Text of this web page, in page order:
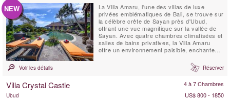
NEW
La Villa Amaru, l'une des villas de luxe
privées emblématiques de Bali, se trouve sur
la célèbre crête de Sayan près d'Ubud,
offrant une vue magnifique sur la vallée de
Sayan. Avec quatre chambres climatisées et
salles de bains privatives, la Villa Amaru
offre un environnement paisible, enchanteur
offre une vue panoramique à couper le
souffle sur la chaîne de volcans de Bali et
Voir les détails Réserver
Villa Crystal Castle 4 à 7 Chambres
Ubud
US$ 800 - 1850